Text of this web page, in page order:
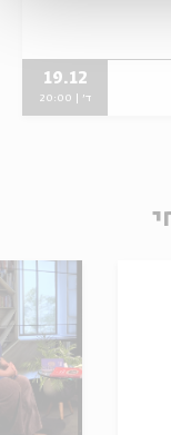
19.12
ד' | 20:00